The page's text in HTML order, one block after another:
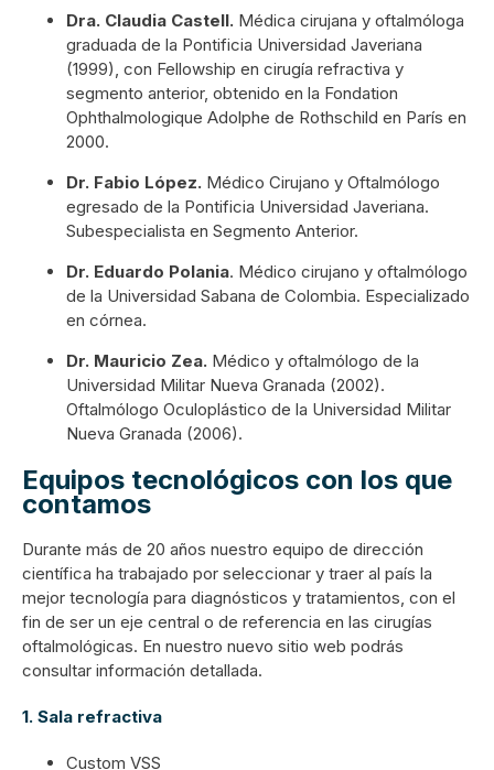
Dra. Claudia Castell. Médica cirujana y oftalmóloga
graduada de la Pontificia Universidad Javeriana
(1999), con Fellowship en cirugía refractiva y
segmento anterior, obtenido en la Fondation
Ophthalmologique Adolphe de Rothschild en París en
2000.
Dr. Fabio López. Médico Cirujano y Oftalmólogo
egresado de la Pontificia Universidad Javeriana.
Subespecialista en Segmento Anterior.
Dr. Eduardo Polania. Médico cirujano y oftalmólogo
de la Universidad Sabana de Colombia. Especializado
en córnea.
Dr. Mauricio Zea. Médico y oftalmólogo de la
Universidad Militar Nueva Granada (2002).
Oftalmólogo Oculoplástico de la Universidad Militar
Nueva Granada (2006).
Equipos tecnológicos con los que
contamos
Durante más de 20 años nuestro equipo de dirección
científica ha trabajado por seleccionar y traer al país la
mejor tecnología para diagnósticos y tratamientos, con el
fin de ser un eje central o de referencia en las cirugías
oftalmológicas. En nuestro nuevo sitio web podrás
consultar información detallada.
1. Sala refractiva
Custom VSS